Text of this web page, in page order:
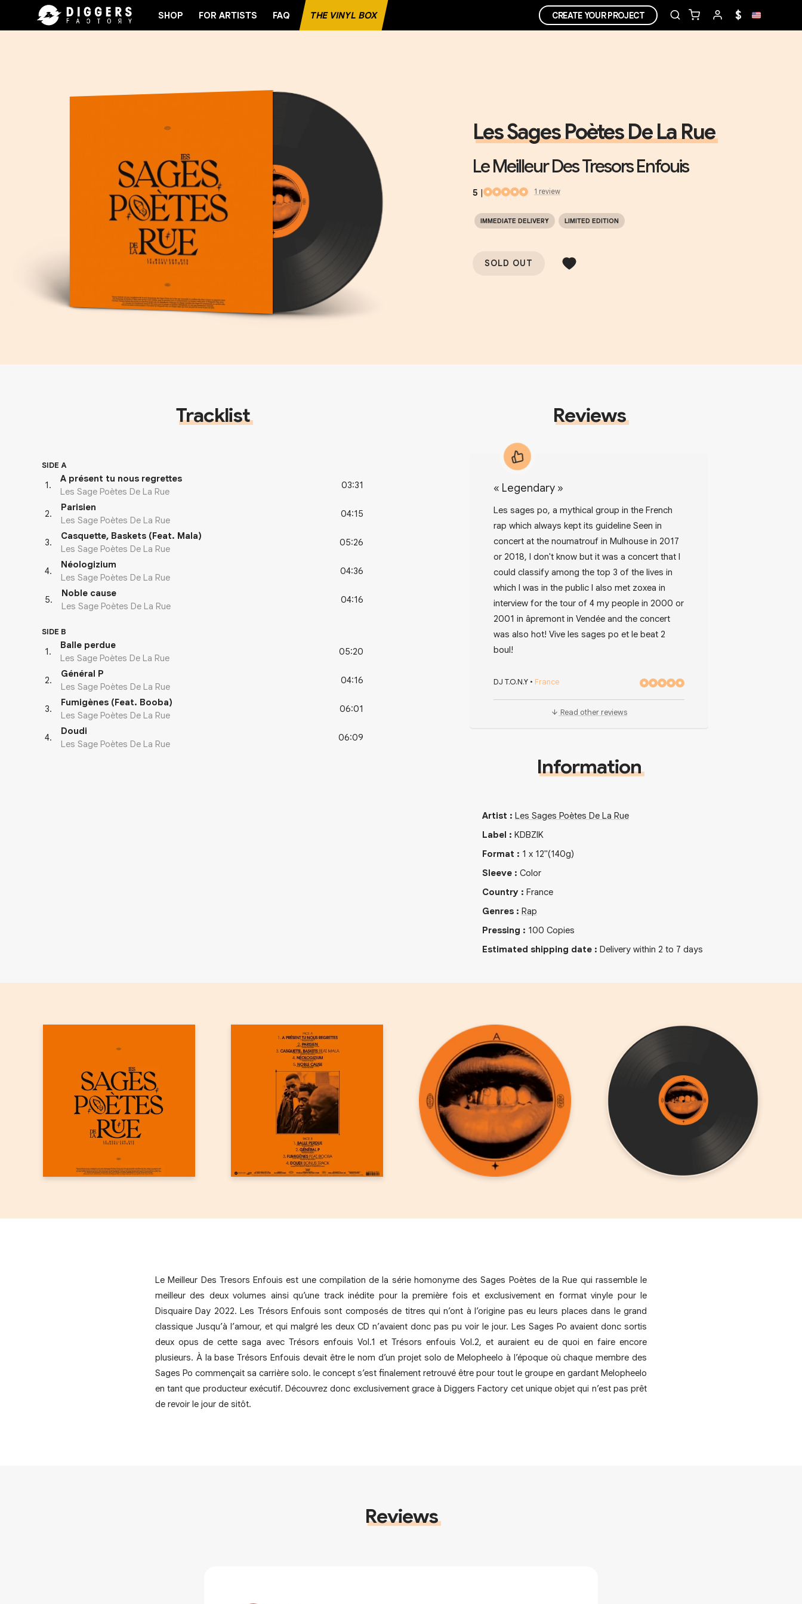
SHOP FOR ARTISTS FAQ THE VINYL BOX CREATE YOUR PROJECT $
Les Sages Poètes De La Rue
Le Meilleur Des Tresors Enfouis
5 | 1 review
IMMEDIATE DELIVERY LIMITED EDITION
SOLD OUT
Tracklist
SIDE A
1.
A présent tu nous regrettes
Les Sage Poètes De La Rue
03:31
2.
Parisien
Les Sage Poètes De La Rue
04:15
3.
Casquette, Baskets (Feat. Mala)
Les Sage Poètes De La Rue
05:26
4.
Néologizium
Les Sage Poètes De La Rue
04:36
5.
Noble cause
Les Sage Poètes De La Rue
04:16
SIDE B
1.
Balle perdue
Les Sage Poètes De La Rue
05:20
2.
Général P
Les Sage Poètes De La Rue
04:16
3.
Fumigènes (Feat. Booba)
Les Sage Poètes De La Rue
06:01
4.
Doudi
Les Sage Poètes De La Rue
06:09
Reviews
« Legendary »
Les sages po, a mythical group in the French
rap which always kept its guideline Seen in
concert at the noumatrouf in Mulhouse in 2017
or 2018, I don't know but it was a concert that I
could classify among the top 3 of the lives in
which I was in the public I also met zoxea in
interview for the tour of 4 my people in 2000 or
2001 in âpremont in Vendée and the concert
was also hot! Vive les sages po et le beat 2
boul!
DJ T.O.N.Y • France
Read other reviews
Information
Artist : Les Sages Poètes De La Rue
Label : KDBZIK
Format : 1 x 12"(140g)
Sleeve: Color
Country: France
Genres: Rap
Pressing : 100 Copies
Estimated shipping date: Delivery within 2 to 7 days
Le Meilleur Des Tresors Enfouis est une compilation de la série homonyme des Sages Poètes de la Rue qui rassemble le
meilleur des deux volumes ainsi qu’une track inédite pour la première fois et exclusivement en format vinyle pour le
Disquaire Day 2022. Les Trésors Enfouis sont composés de titres qui n’ont à l’origine pas eu leurs places dans le grand
classique Jusqu’à l’amour, et qui malgré les deux CD n’avaient donc pas pu voir le jour. Les Sages Po avaient donc sortis
deux opus de cette saga avec Trésors enfouis Vol.1 et Trésors enfouis Vol.2, et auraient eu de quoi en faire encore
plusieurs. À la base Trésors Enfouis devait être le nom d’un projet solo de Melopheelo à l’époque où chaque membre des
Sages Po commençait sa carrière solo. le concept s’est finalement retrouvé être pour tout le groupe en gardant Melopheelo
en tant que producteur exécutif. Découvrez donc exclusivement grace à Diggers Factory cet unique objet qui n’est pas prêt
de revoir le jour de sitôt.
Reviews